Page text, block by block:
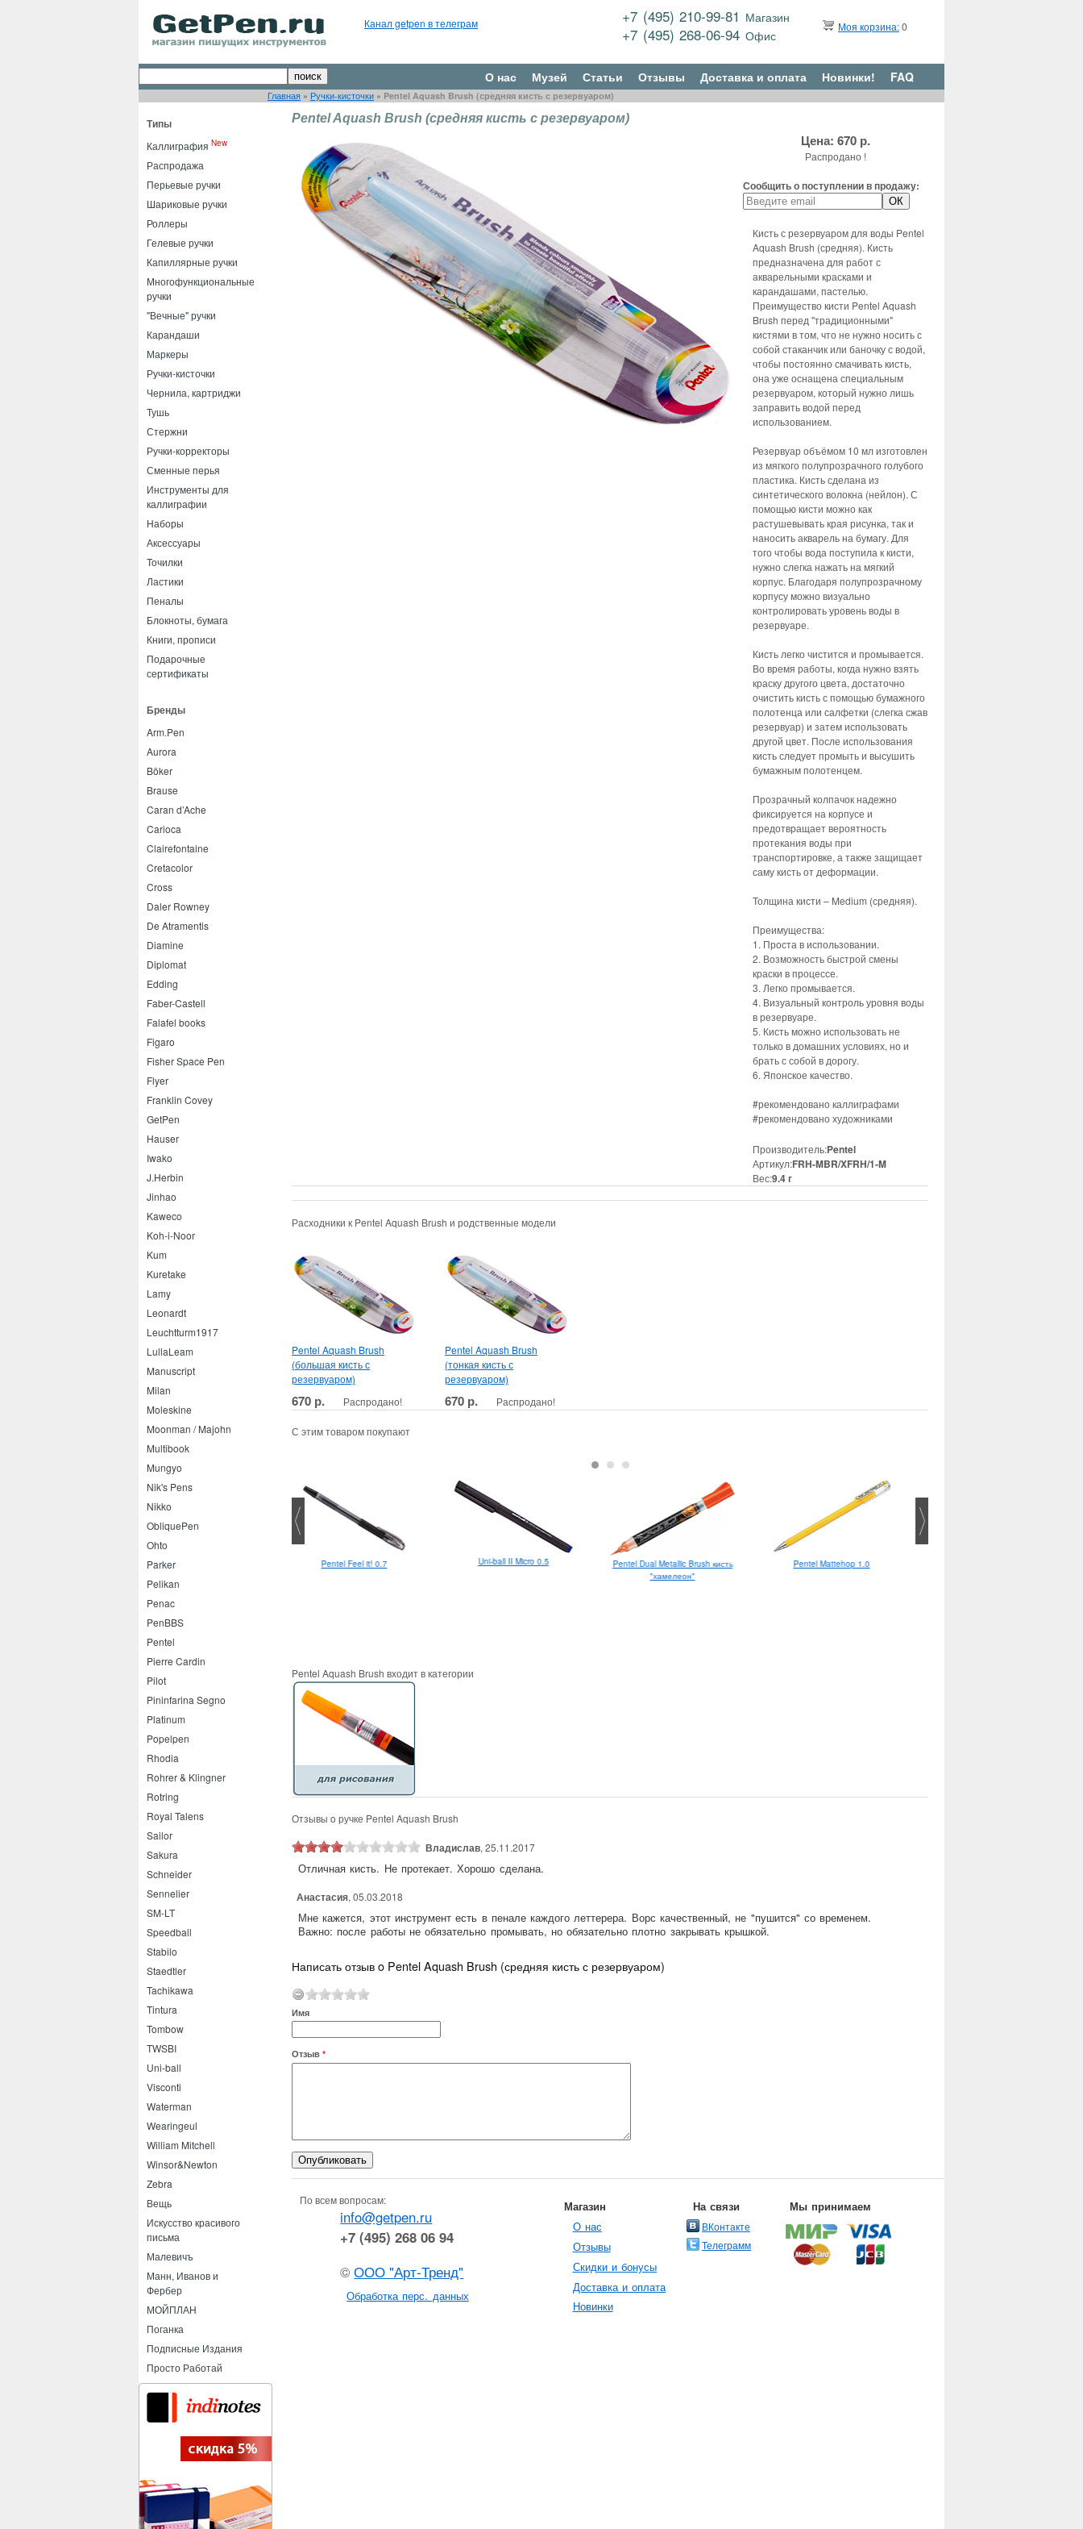
Канал getpen в телеграм +7 (495) 210-99-81 Магазин
+7 (495) 268-06-94Офис
Моя корзина:0
О нас Музей Статьи Отзывы Доставка и оплата Новинки! FAQ
Главная » Ручки-кисточки » Pentel Aquash Brush (средняя кисть с резервуаром)
Типы
Каллиграфия New
Распродажа
Перьевые ручки
Шариковые ручки
Роллеры
Гелевые ручки
Капиллярные ручки
Многофункциональные
ручки
"Вечные" ручки
Карандаши
Маркеры
Ручки-кисточки
Чернила, картриджи
Тушь
Стержни
Ручки-корректоры
Сменные перья
Инструменты для
каллиграфии
Наборы
Аксессуары
Точилки
Ластики
Пеналы
Блокноты, бумага
Книги, прописи
Подарочные
сертификаты
Бренды
Arm.Pen
Aurora
Böker
Brause
Caran d’Ache
Carioca
Clairefontaine
Cretacolor
Cross
Daler Rowney
De Atramentis
Diamine
Diplomat
Edding
Faber-Castell
Falafel books
Figaro
Fisher Space Pen
Flyer
Franklin Covey
GetPen
Hauser
Iwako
J.Herbin
Jinhao
Kaweco
Koh-i-Noor
Kum
Kuretake
Lamy
Leonardt
Leuchtturm1917
LullaLeam
Manuscript
Milan
Moleskine
Moonman / Majohn
Multibook
Mungyo
Nik's Pens
Nikko
ObliquePen
Ohto
Parker
Pelikan
Penac
PenBBS
Pentel
Pierre Cardin
Pilot
Pininfarina Segno
Platinum
Popelpen
Rhodia
Rohrer & Klingner
Rotring
Royal Talens
Sailor
Sakura
Schneider
Sennelier
SM-LT
Speedball
Stabilo
Staedtler
Tachikawa
Tintura
Tombow
TWSBI
Uni-ball
Visconti
Waterman
Wearingeul
William Mitchell
Winsor&Newton
Zebra
Вещь
Искусство красивого
письма
Малевичъ
Манн, Иванов и
Фербер
МОЙПЛАН
Поганка
Подписные Издания
Просто Работай
Pentel Aquash Brush (средняя кисть с резервуаром)
Цена: 670 р.
Распродано !
Сообщить о поступлении в продажу:
Кисть с резервуаром для воды Pentel
Aquash Brush (средняя). Кисть
предназначена для работ с
акварельными красками и
карандашами, пастелью.
Преимущество кисти Pentel Aquash
Brush перед "традиционными"
кистями в том, что не нужно носить с
собой стаканчик или баночку с водой,
чтобы постоянно смачивать кисть,
она уже оснащена специальным
резервуаром, который нужно лишь
заправить водой перед
использованием.
Резервуар объёмом 10 мл изготовлен
из мягкого полупрозрачного голубого
пластика. Кисть сделана из
синтетического волокна (нейлон). С
помощью кисти можно как
растушевывать края рисунка, так и
наносить акварель на бумагу. Для
того чтобы вода поступила к кисти,
нужно слегка нажать на мягкий
корпус. Благодаря полупрозрачному
корпусу можно визуально
контролировать уровень воды в
резервуаре.
Кисть легко чистится и промывается.
Во время работы, когда нужно взять
краску другого цвета, достаточно
очистить кисть с помощью бумажного
полотенца или салфетки (слегка сжав
резервуар) и затем использовать
другой цвет. После использования
кисть следует промыть и высушить
бумажным полотенцем.
Прозрачный колпачок надежно
фиксируется на корпусе и
предотвращает вероятность
протекания воды при
транспортировке, а также защищает
саму кисть от деформации.
Толщина кисти – Medium (средняя).
Преимущества:
1. Проста в использовании.
2. Возможность быстрой смены
краски в процессе.
3. Легко промывается.
4. Визуальный контроль уровня воды
в резервуаре.
5. Кисть можно использовать не
только в домашних условиях, но и
брать с собой в дорогу.
6. Японское качество.
#рекомендовано каллиграфами
#рекомендовано художниками
Производитель:Pentel
Артикул:FRH-MBR/XFRH/1-M
Вес:9.4 г
Расходники к Pentel Aquash Brush и родственные модели
Pentel Aquash Brush
(большая кисть с
резервуаром)
670 р. Распродано!
Pentel Aquash Brush
(тонкая кисть с
резервуаром)
670 р. Распродано!
С этим товаром покупают
Pentel Feel it! 0.7 Uni-ball II Micro 0.5
Pentel Dual Metallic Brush кисть
"хамелеон"
Pentel Mattehop 1.0
Pentel Aquash Brush входит в категории
Отзывы o ручке Pentel Aquash Brush
Владислав, 25.11.2017
Отличная кисть. Не протекает. Хорошо сделана.
Анастасия, 05.03.2018
Мне кажется, этот инструмент есть в пенале каждого леттерера. Ворс качественный, не "пушится" со временем.
Важно: после работы не обязательно промывать, но обязательно плотно закрывать крышкой.
Написать отзыв o Pentel Aquash Brush (средняя кисть с резервуаром)
Имя
Отзыв *
По всем вопросам:
info@getpen.ru
+7 (495) 268 06 94
©ООО "Арт-Тренд"
Обработка перс. данных
Магазин
О нас
Отзывы
Скидки и бонусы
Доставка и оплата
Новинки
На связи
ВКонтакте
Телеграмм
Мы принимаем